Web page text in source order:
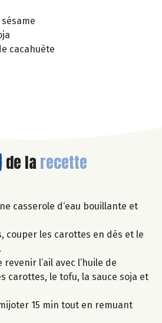
cacahuète
de la recette
casserole d‘eau bouillante et
couper les carottes en dés et le
l’ail avec l’huile de
carottes, le tofu, la sauce soja et
15 min tout en remuant